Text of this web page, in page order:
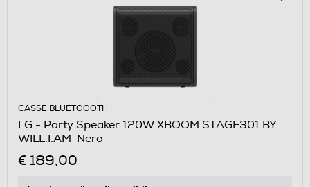
CASSE BLUETOOOTH
LG - Party Speaker 120W XBOOM STAGE301 BY
WILL.I.AM-Nero
€ 189,00